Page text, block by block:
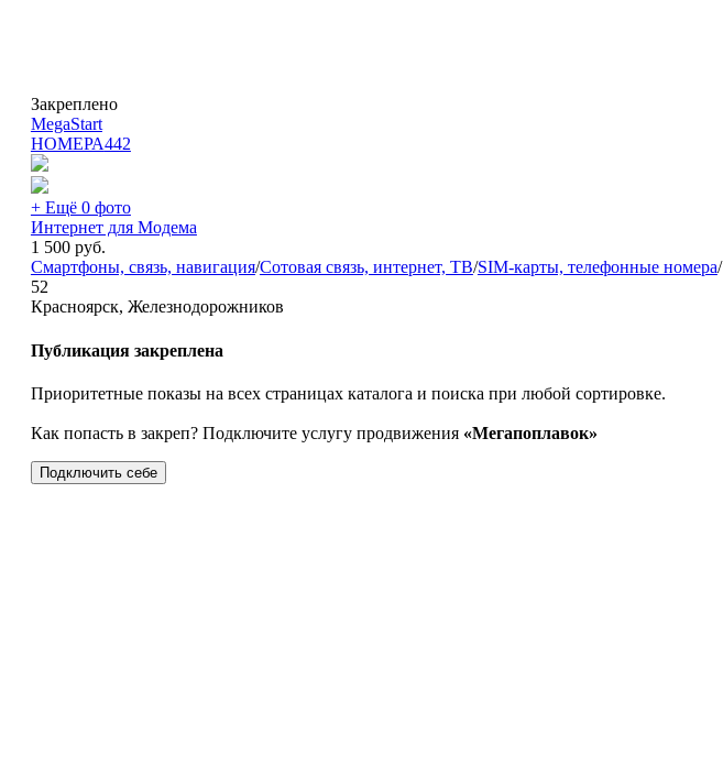
Закреплено
MegaStart
НОМЕРА442
+ Ещё 0 фото
Интернет для Модема
1 500 руб.
Смартфоны, связь, навигация/Сотовая связь, интернет, ТВ/SIM-карты, телефонные номера/
52
Красноярск, Железнодорожников
Публикация закреплена
Приоритетные показы на всех страницах каталога и поиска при любой сортировке.
Как попасть в закреп? Подключите услугу продвижения «Мегапоплавок»
Подключить себе